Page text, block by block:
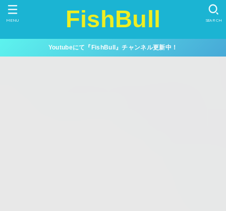
FishBull SEARCH
MENU
Youtubeにて『FishBull』チャンネル更新中！